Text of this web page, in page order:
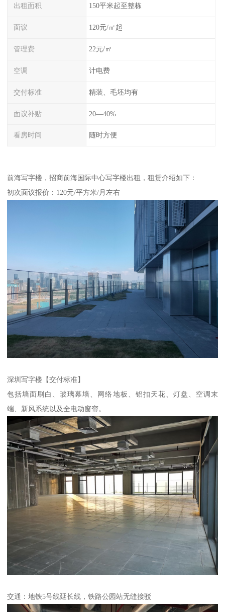
出租面积 150平米起至整栋
面议 120元/㎡起
管理费 22元/㎡
空调 计电费
交付标准 精装、毛坯均有
面议补贴 20—40%
看房时间 随时方便
前海写字楼，招商前海国际中心写字楼出租，租赁介绍如下：
初次面议报价：120元/平方米/月左右
深圳写字楼【交付标准】
包括墙面刷白、玻璃幕墙、网络地板、铝扣天花、灯盘、空调末
端、新风系统以及全电动窗帘。
交通：地铁5号线延长线，铁路公园站无缝接驳